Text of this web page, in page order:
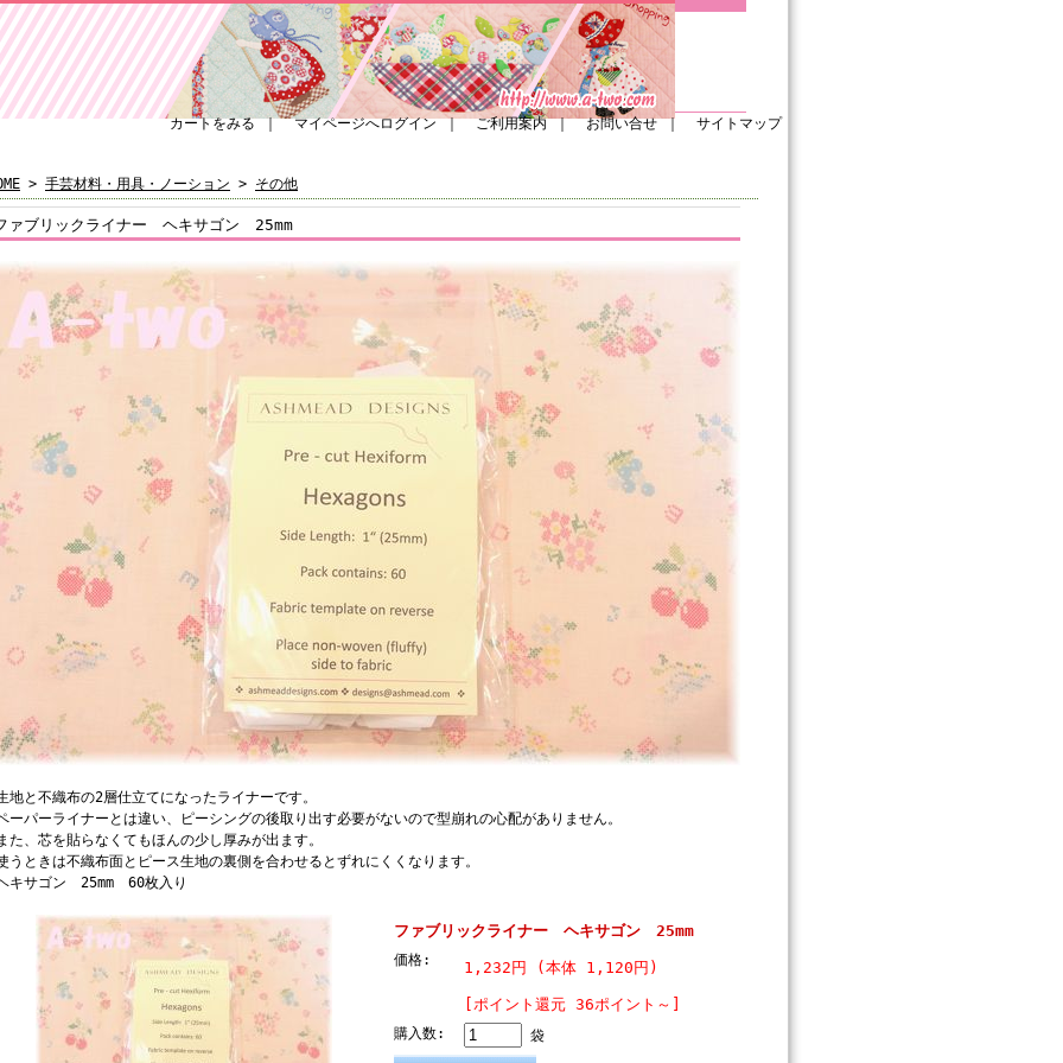
カートをみる｜ マイページへログイン｜ ご利用案内｜ お問い合せ｜ サイトマップ
> 手芸材料・用具・ノーション > その他
ァブリックライナー ヘキサゴン 25mm
と不織布の2層仕立てになったライナーです。
パーライナーとは違い、ピーシングの後取り出す必要がないので型崩れの心配がありません。
、芯を貼らなくてもほんの少し厚みが出ます。
ときは不織布面とピース生地の裏側を合わせるとずれにくくなります。
サゴン 25mm 60枚入り
ファブリックライナー ヘキサゴン 25mm
価格: 1,232円 (本体 1,120円)
[ポイント還元 36ポイント～]
購入数: 袋